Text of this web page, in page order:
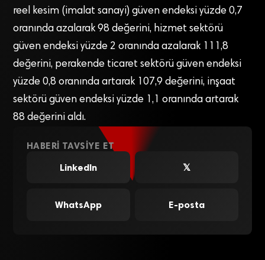
reel kesim (imalat sanayi) güven endeksi yüzde 0,7
oranında azalarak 98 değerini, hizmet sektörü
güven endeksi yüzde 2 oranında azalarak 111,8
değerini, perakende ticaret sektörü güven endeksi
yüzde 0,8 oranında artarak 107,9 değerini, inşaat
sektörü güven endeksi yüzde 1,1 oranında artarak
88 değerini aldı.
HABERI TAVSIYE ET
LinkedIn
𝕏
WhatsApp E-posta